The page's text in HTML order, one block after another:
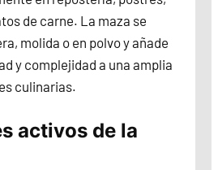
de carne. La maza se
molida o en polvo y añade
y complejidad a una amplia
culinarias.
activos de la